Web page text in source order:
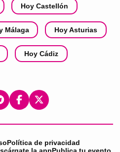
Hoy Castellón
Málaga Hoy Asturias
Hoy Cádiz
Política de privacidad
la appPublica tu evento